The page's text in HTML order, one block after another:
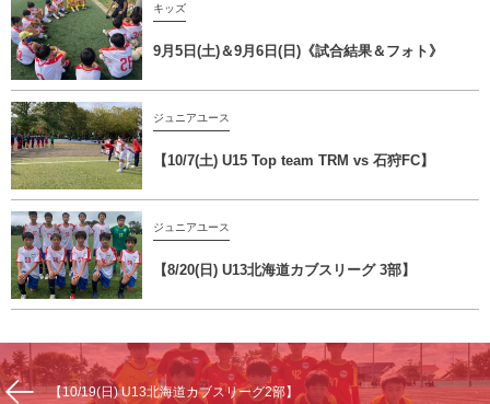
キッズ
9月5日(土)＆9月6日(日)《試合結果＆フォト》
ジュニアユース
【10/7(土) U15 Top team TRM vs 石狩FC】
ジュニアユース
【8/20(日) U13北海道カブスリーグ 3部】
【10/19(日) U13北海道カブスリーグ2部】